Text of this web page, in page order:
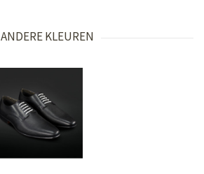
ANDERE KLEUREN